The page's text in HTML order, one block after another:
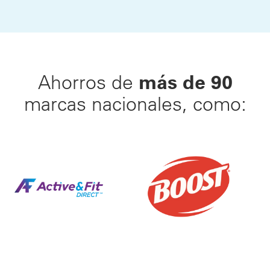
Ahorros de más de 90
marcas nacionales, como:
Haz tu movimiento™ hacia una vida más